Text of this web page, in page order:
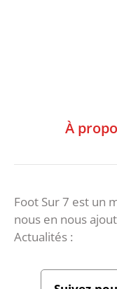
À
Foot Sur 7 est un
nous en nous
Actualités :